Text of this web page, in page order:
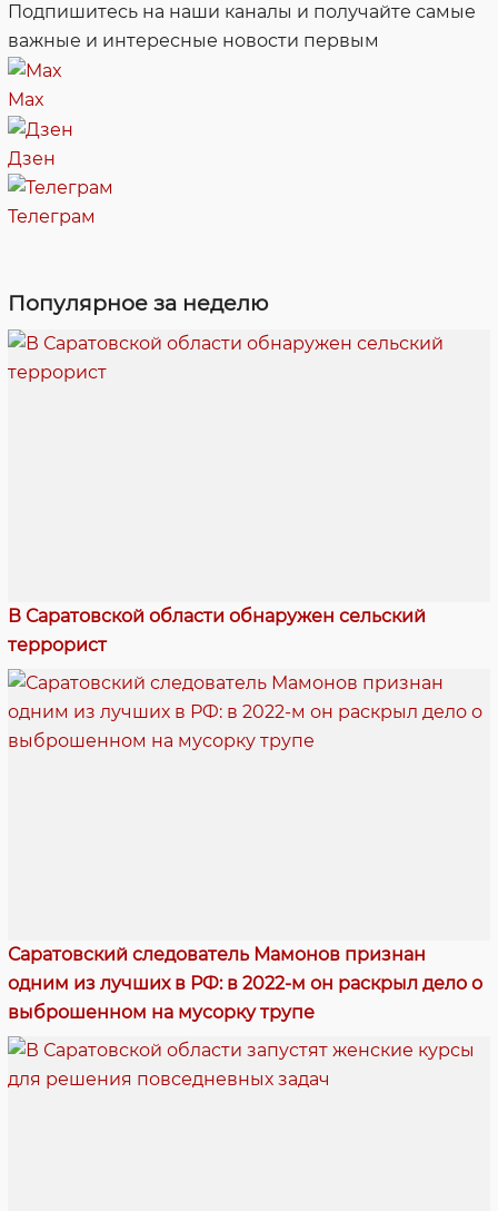
Подпишитесь на наши каналы и получайте самые
важные и интересные новости первым
Max
Дзен
Телеграм
Популярное за неделю
В Саратовской области обнаружен сельский
террорист
Саратовский следователь Мамонов признан
одним из лучших в РФ: в 2022-м он раскрыл дело о
выброшенном на мусорку трупе